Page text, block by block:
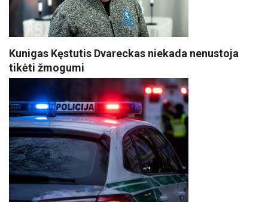
Kunigas Kęstutis Dvareckas niekada nenustoja
tikėti žmogumi